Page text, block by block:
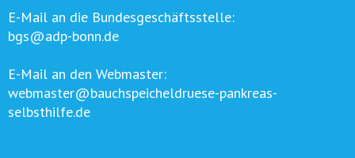
E-Mail an die Bundesgeschäftsstelle:
bgs@adp-bonn.de
E-Mail an den Webmaster:
webmaster@bauchspeicheldruese-pankreas-
selbsthilfe.de